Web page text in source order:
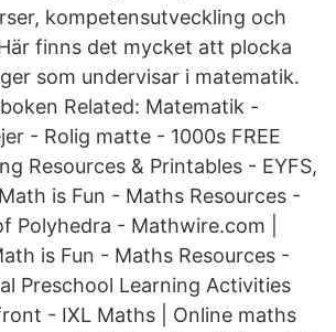
kompetensutveckling och
finns det mycket att plocka
som undervisar i matematik.
Related: Matematik -
- Rolig matte - 1000s FREE
Resources & Printables - EYFS,
is Fun - Maths Resources -
Polyhedra - Mathwire.com |
is Fun - Maths Resources -
Preschool Learning Activities
- IXL Maths | Online maths